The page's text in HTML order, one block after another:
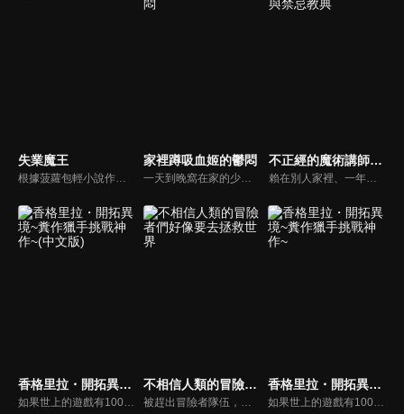
失業魔王
根據菠蘿包輕小說作家業舞所著同名作品《失業魔王》改編，講述一位為了還債與尋找解除詛咒方法，一邊找工作一邊冒險的強大魔王，與同樣為了還債而一邊工作一邊冒險的菜鳥勇者，兩人雞飛狗跳的爆笑旅途。
家裡蹲吸血姬的鬱悶
一天到晚窩在家的少女黛拉可瑪莉，一覺醒來，居然被大力提拔成為帝國的將軍！而且可瑪莉率領的，還是一支以下犯上風氣盛行、嗜血又暴力的部隊。可瑪莉出生在吸血鬼名門世家，卻因討厭血而背負「三不」——「運動神經不行」、「身高不夠高」、「不能用魔法」。正當她走投無路時，她（應該要成為）心腹的女僕薇兒在這時建言：「請交給我吧。我一定會讓那些部下會錯意的！」靠著虛張聲勢和好運氣屢戰屢勝的可瑪莉，一部歡樂的幻想故事誕生！
不正經的魔術講師與禁忌教典
賴在別人家裡、一年過著無職生活的 葛倫·雷達斯，在家主的強迫下到 阿爾扎諾帝國帝國魔術學院擔任兼職講師。但他假自習之名行打瞌睡之實，就算難得站上了講台，他也是直接把課本釘在黑板上。就在想早點辭職的心態下，被學生 西絲蒂娜·席貝爾提出了決鬥。結果令人遺憾地，葛倫以懸殊的差距吞下了敗戰……
香格里拉・開拓異境~糞作獵手挑戰神作~(中文版) 不相信人類的冒險者們好像要去拯救世界 香格里拉・開拓異境~糞作獵手挑戰神作~